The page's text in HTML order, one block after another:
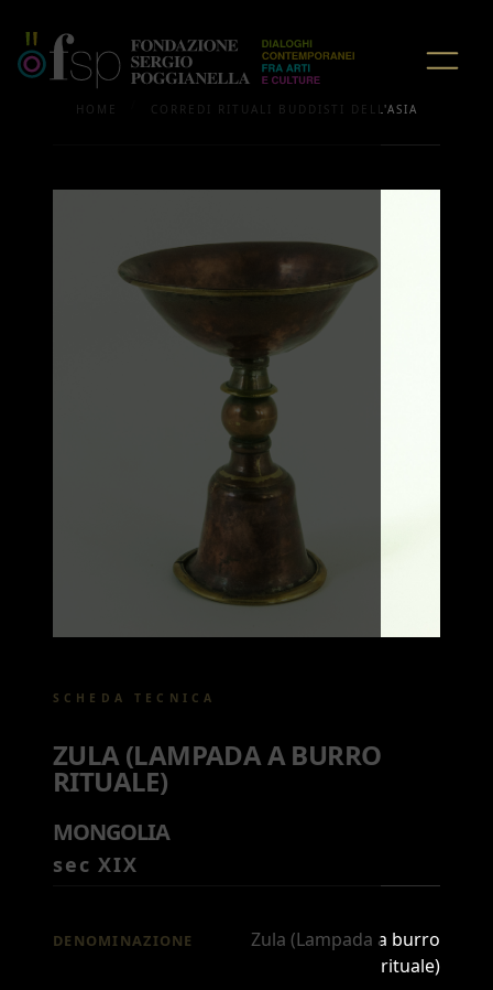
HOME CORREDI RITUALI BUDDISTI DELL'ASIA
SCHEDA TECNICA
ZULA (LAMPADA A BURRO
RITUALE)
MONGOLIA
sec XIX
DENOMINAZIONE
Zula (Lampada a burro
rituale)